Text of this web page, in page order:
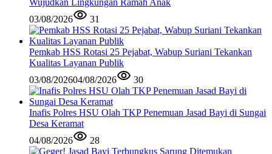
03/08/2026
31
Pemkab HSS Rotasi 25 Pejabat, Wabup Suriani Tekankan
Kualitas Layanan Publik
03/08/202604/08/2026 30
Inafis Polres HSU Olah TKP Penemuan Jasad Bayi di Sungai
Desa Keramat
04/08/2026
28